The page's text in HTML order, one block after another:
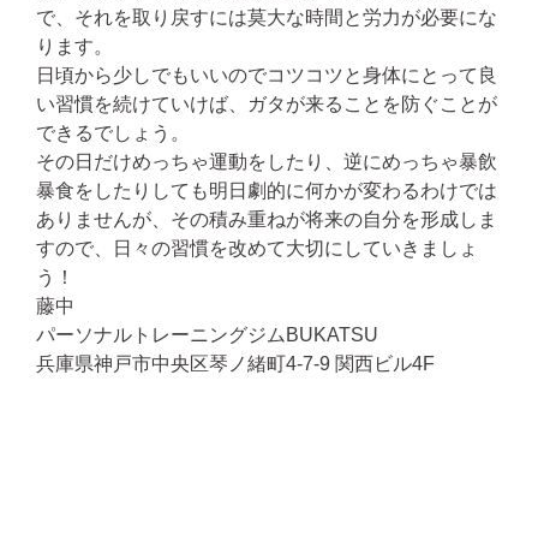
で、それを取り戻すには莫大な時間と労力が必要にな
ります。
日頃から少しでもいいのでコツコツと身体にとって良
い習慣を続けていけば、ガタが来ることを防ぐことが
できるでしょう。
その日だけめっちゃ運動をしたり、逆にめっちゃ暴飲
暴食をしたりしても明日劇的に何かが変わるわけでは
ありませんが、その積み重ねが将来の自分を形成しま
すので、日々の習慣を改めて大切にしていきましょ
う！
藤中
パーソナルトレーニングジムBUKATSU
兵庫県神戸市中央区琴ノ緒町4-7-9 関西ビル4F